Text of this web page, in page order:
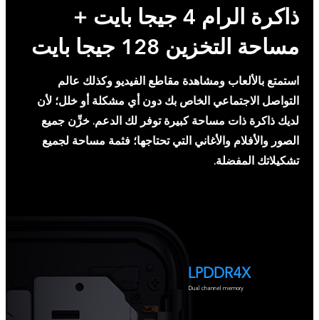
ذاكرة الرام 4 جيجا بايت +
مساحة التخزين 128 جيجا بايت
استمتع بالألعاب ومشاهدة مقاطع الفيديو وكذلك عالم
التواصل الاجتماعي الخاص بك دون أي مشكلة أو خلل؛ لأن
لديك ذاكرة ذات مساحة كبيرة توفر لك الدعم. خزِّن جميع
الصور والأفلام والأغاني التي تحتاجها؛ فثمة مساحة لجميع
تشكيلاتك المفضلة.
LPDDR4X
Dual channel memory